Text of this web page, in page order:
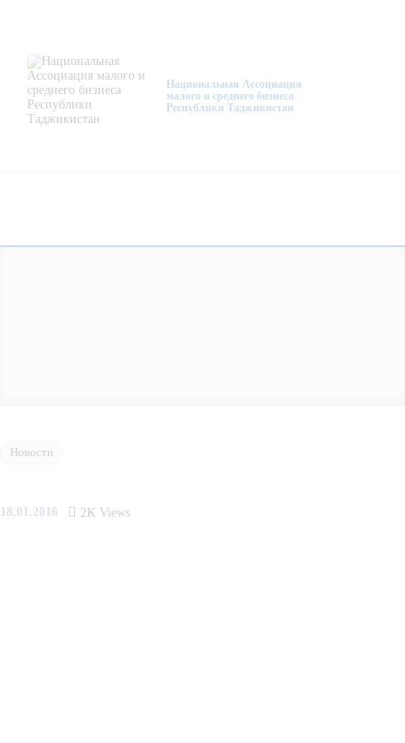
Национальная Ассоциация
малого и среднего бизнеса
Республики Таджикистан
Деятельность
Проекты
Инфоресурсы
Новости
18.01.2016 2K Views